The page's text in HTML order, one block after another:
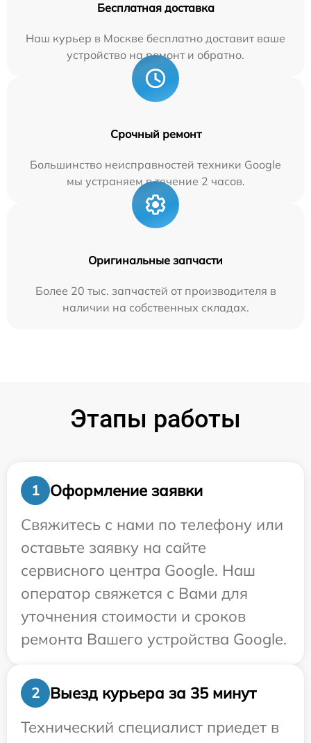
Бесплатная доставка
Наш курьер в Москве бесплатно доставит ваше
устройство на ремонт и обратно.
Срочный ремонт
Большинство неисправностей техники Google
мы устраняем в течение 2 часов.
Оригинальные запчасти
Более 20 тыс. запчастей от производителя в
наличии на собственных складах.
Этапы работы
1
Оформление заявки
Свяжитесь с нами по телефону или
оставьте заявку на сайте
сервисного центра Google. Наш
оператор свяжется с Вами для
уточнения стоимости и сроков
ремонта Вашего устройства Google.
2
Выезд курьера за 35 минут
Технический специалист приедет в